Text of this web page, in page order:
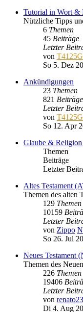
Tutorial in Wort &
Nützliche Tipps
6 Themen
45 Beiträge
Letzter
von
So 5. Dez
Ankündigungen
23 Themen
821 Beiträge
Letzter
von
So 12. Apr
Glaube &
Themen
Beiträge
Letzter
Altes Testament
Themen des alten
129 Themen
10159
Letzter
von Zippo
So 26. Jul
Neues Testament
Themen des
226 Themen
19406
Letzter
von renato23
Di 4. Aug